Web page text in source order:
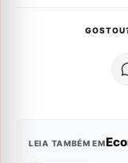
LEIA TAMBÉM EM